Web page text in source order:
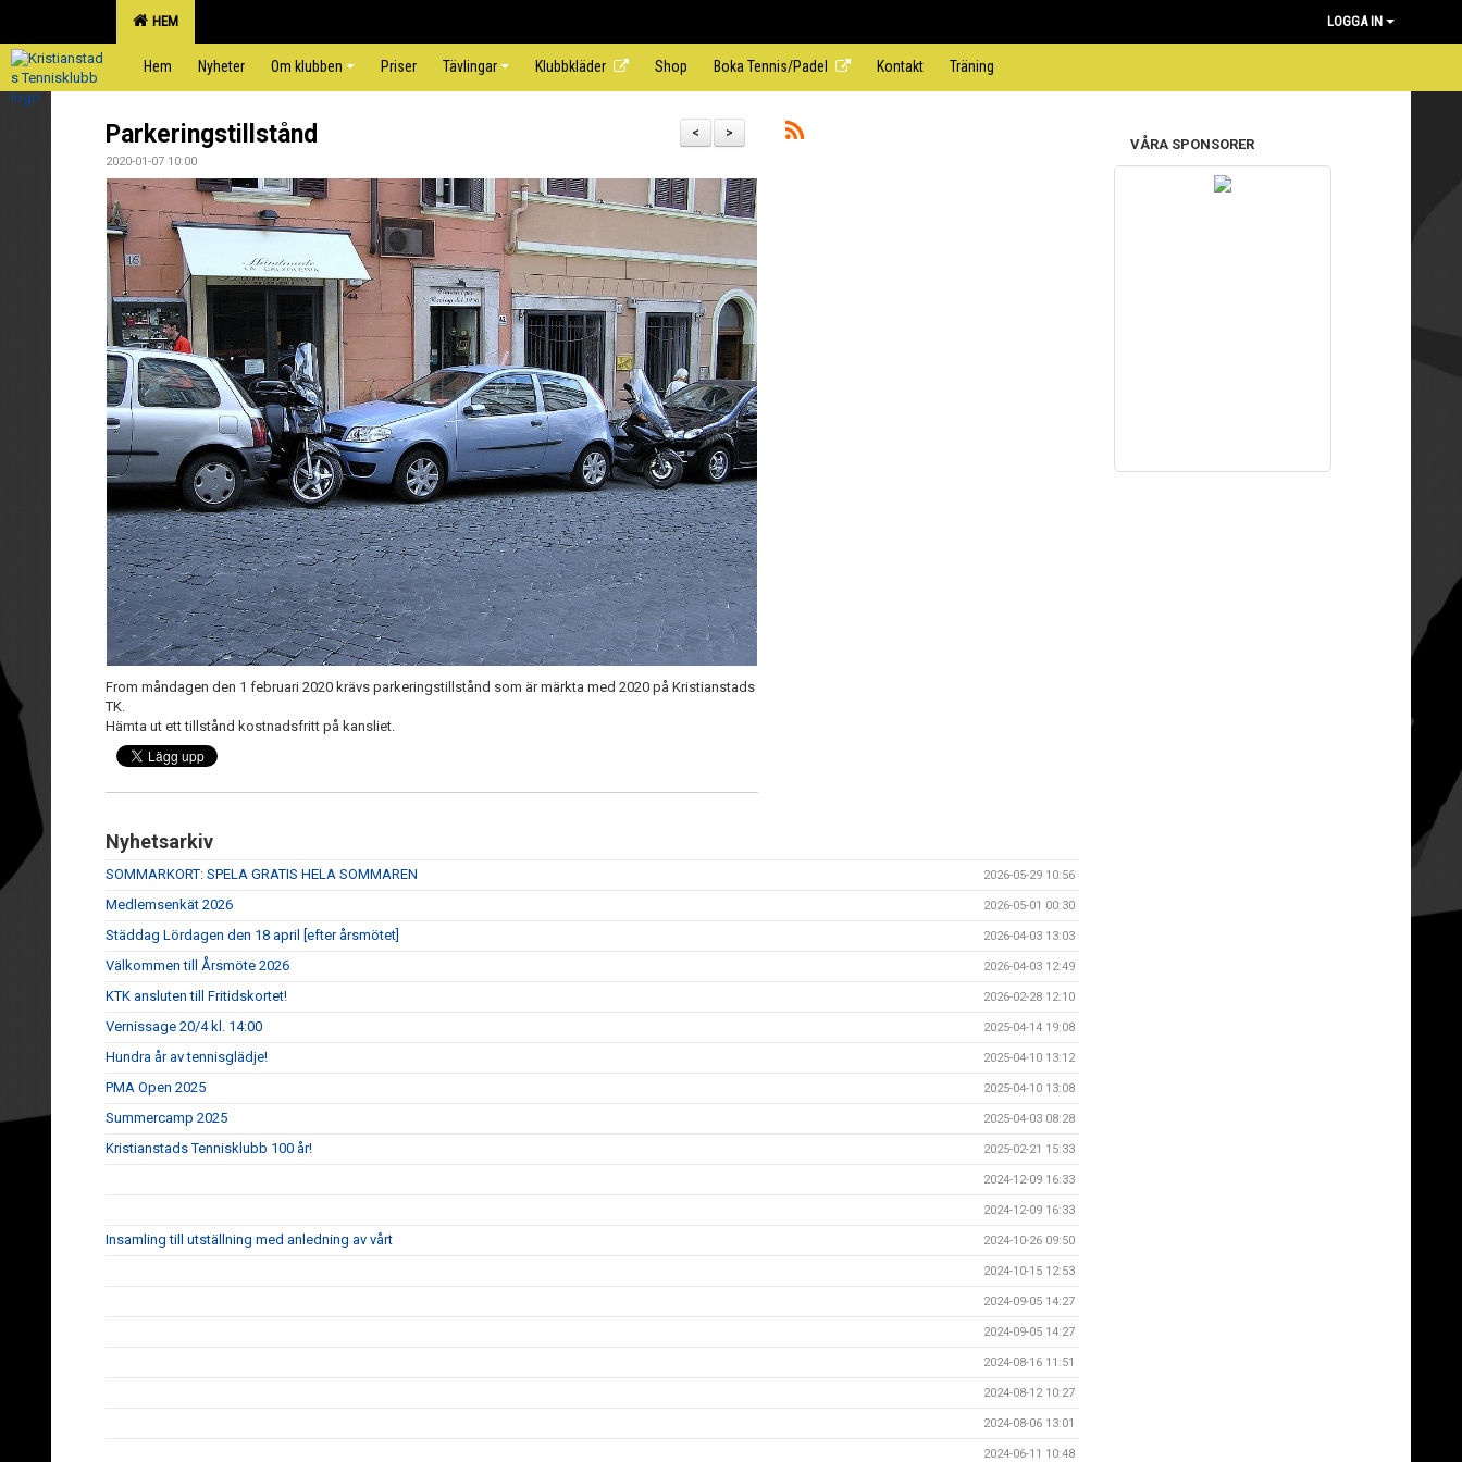
HEM LOGGA IN
Hem Nyheter Om klubben Priser Tävlingar Klubbkläder Shop Boka Tennis/Padel Kontakt Träning
>
<
Parkeringstillstånd
2020-01-07 10:00
From måndagen den 1 februari 2020 krävs parkeringstillstånd som är märkta med 2020 på Kristianstads
TK.
Hämta ut ett tillstånd kostnadsfritt på kansliet.
Nyhetsarkiv
SOMMARKORT: SPELA GRATIS HELA SOMMAREN 2026-05-29 10:56
Medlemsenkät 2026 2026-05-01 00:30
Städdag Lördagen den 18 april [efter årsmötet] 2026-04-03 13:03
Välkommen till Årsmöte 2026 2026-04-03 12:49
KTK ansluten till Fritidskortet! 2026-02-28 12:10
Vernissage 20/4 kl. 14:00 2025-04-14 19:08
Hundra år av tennisglädje! 2025-04-10 13:12
PMA Open 2025 2025-04-10 13:08
Summercamp 2025 2025-04-03 08:28
Kristianstads Tennisklubb 100 år! 2025-02-21 15:33
2024-12-09 16:33
2024-12-09 16:33
Insamling till utställning med anledning av vårt 2024-10-26 09:50
2024-10-15 12:53
2024-09-05 14:27
2024-09-05 14:27
2024-08-16 11:51
2024-08-12 10:27
2024-08-06 13:01
2024-06-11 10:48
VÅRA SPONSORER